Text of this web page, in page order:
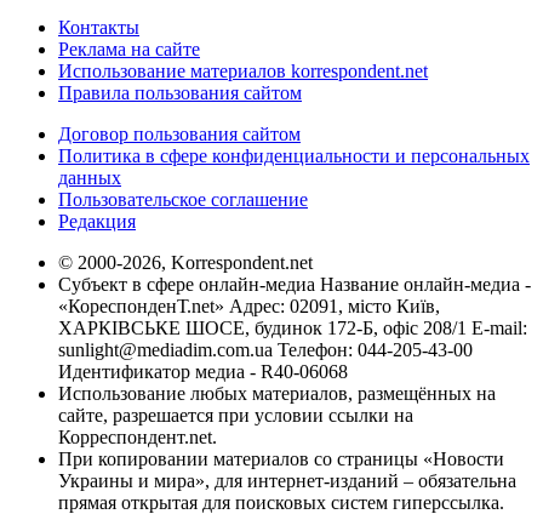
Контакты
Реклама на сайте
Использование материалов korrespondent.net
Правила пользования сайтом
Договор пользования сайтом
Политика в сфере конфиденциальности и персональных
данных
Пользовательское соглашение
Редакция
© 2000-2026, Korrespondent.net
Субъект в сфере онлайн-медиа Название онлайн-медиа -
«КореспонденТ.net» Адрес: 02091, місто Київ,
ХАРКІВСЬКЕ ШОСЕ, будинок 172-Б, офіс 208/1 E-mail:
sunlight@mediadim.com.ua Телефон: 044-205-43-00
Идентификатор медиа - R40-06068
Использование любых материалов, размещённых на
сайте, разрешается при условии ссылки на
Корреспондент.net.
При копировании материалов со страницы «Новости
Украины и мира», для интернет-изданий – обязательна
прямая открытая для поисковых систем гиперссылка.